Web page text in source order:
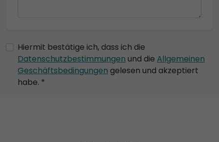
Hiermit bestätige ich, dass ich die
Datenschutzbestimmungen und die Allgemeinen
Geschäftsbedingungen gelesen und akzeptiert
habe. *